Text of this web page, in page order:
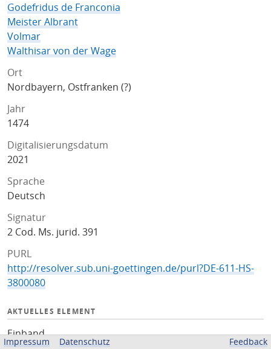
Godefridus de Franconia
Meister Albrant
Volmar
Walthisar von der Wage
Ort
Nordbayern, Ostfranken (?)
Jahr
1474
Digitalisierungsdatum
2021
Sprache
Deutsch
Signatur
2 Cod. Ms. jurid. 391
PURL
http://resolver.sub.uni-goettingen.de/purl?DE-611-HS-
3800080
AKTUELLES ELEMENT
Einband
Impressum Datenschutz Feedback